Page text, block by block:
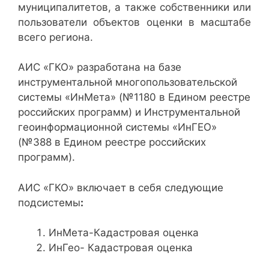
муниципалитетов, а также собственники или
пользователи объектов оценки в масштабе
всего региона.
АИС «ГКО» разработана на базе
инструментальной многопользовательской
системы «ИнМета» (№1180 в Едином реестре
российских программ) и Инструментальной
геоинформационной системы «ИнГЕО»
(№388 в Едином реестре российских
программ).
АИС «ГКО» включает в себя следующие
подсистемы:
ИнМета-Кадастровая оценка
ИнГео- Кадастровая оценка